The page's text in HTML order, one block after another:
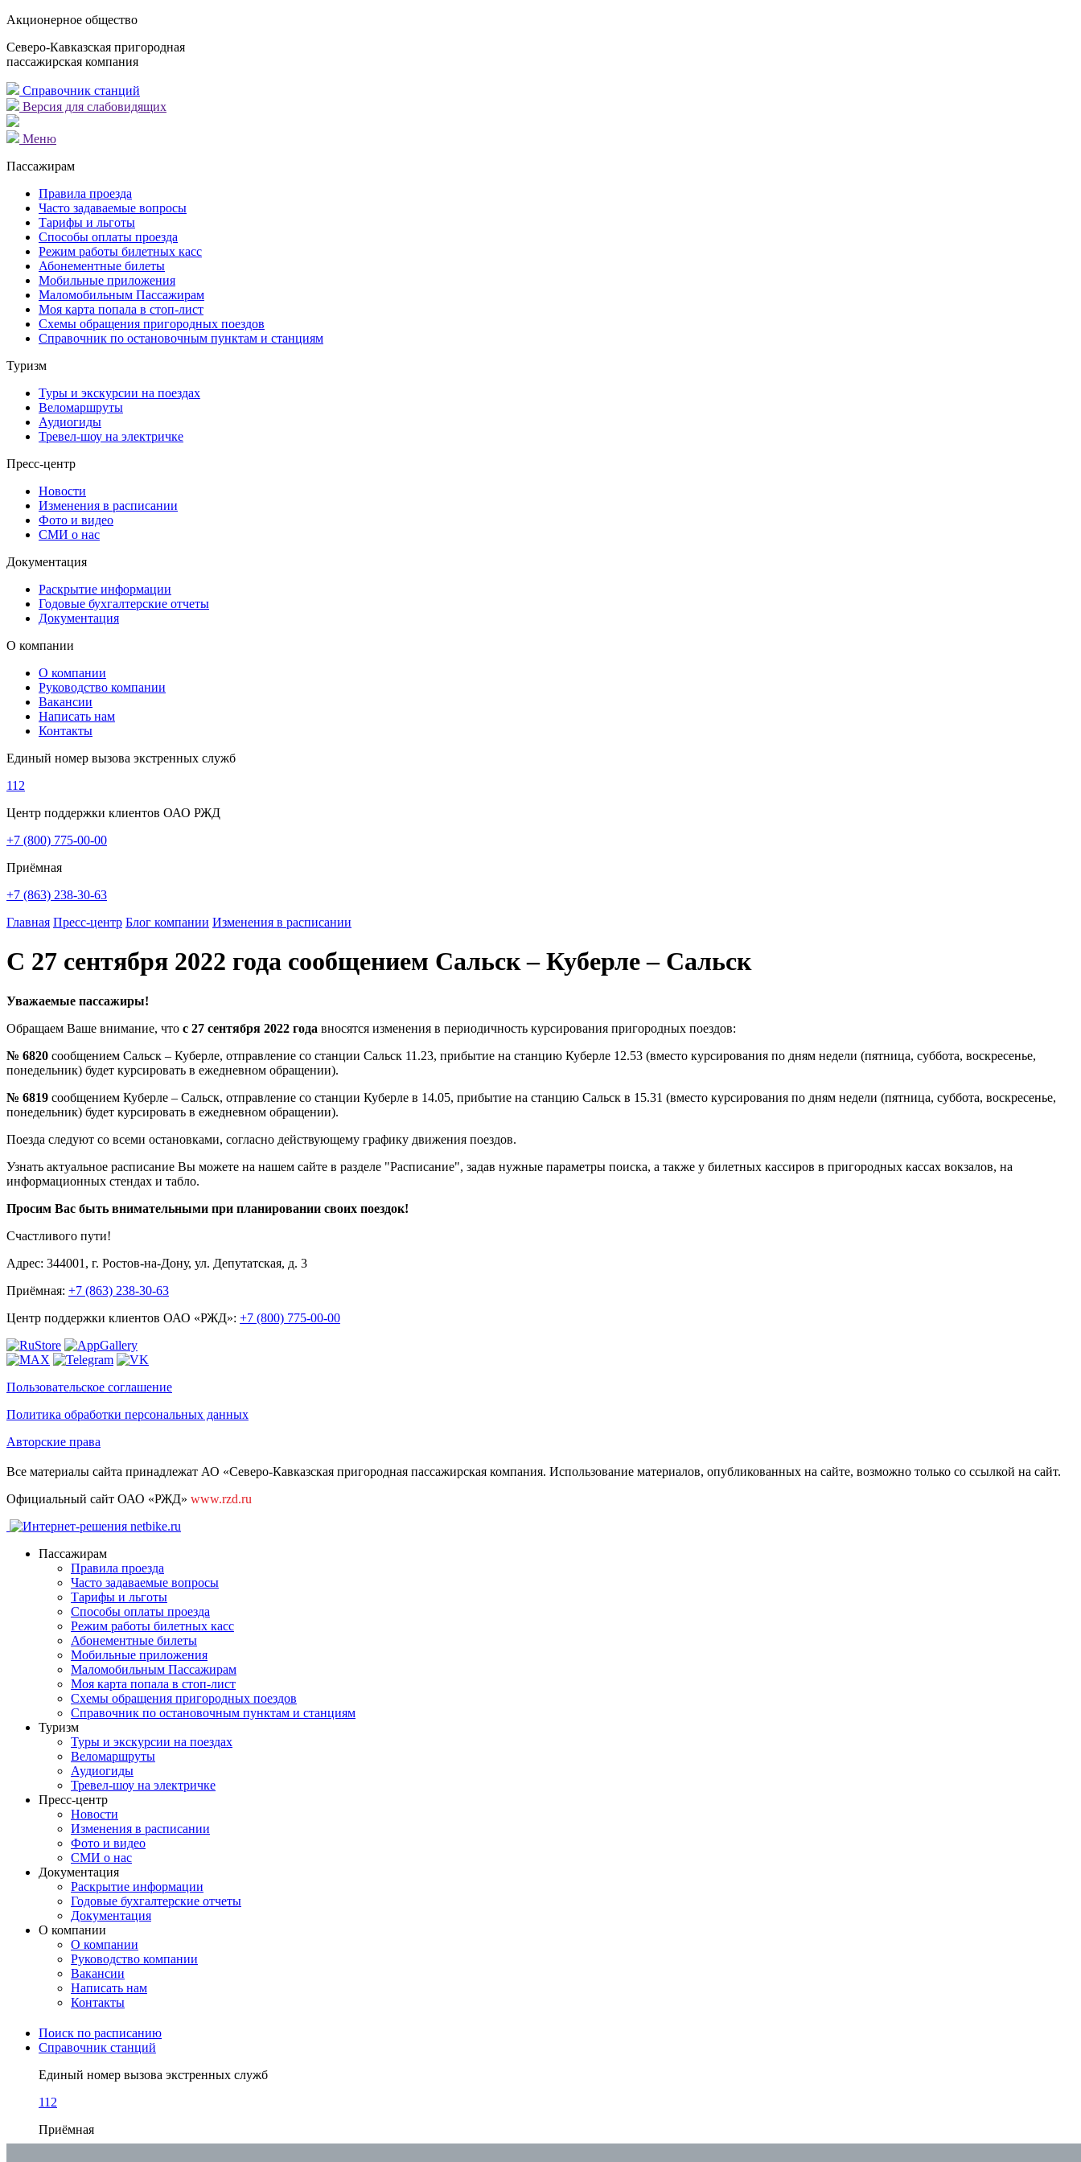
Акционерное общество
Северо-Кавказская пригородная
пассажирская компания
Справочник станций
Версия для слабовидящих
Меню
Пассажирам
Правила проезда
Часто задаваемые вопросы
Тарифы и льготы
Способы оплаты проезда
Режим работы билетных касс
Абонементные билеты
Мобильные приложения
Маломобильным Пассажирам
Моя карта попала в стоп-лист
Cхемы обращения пригородных поездов
Справочник по остановочным пунктам и станциям
Туризм
Туры и экскурсии на поездах
Веломаршруты
Аудиогиды
Тревел-шоу на электричке
Пресс-центр
Новости
Изменения в расписании
Фото и видео
СМИ о нас
Документация
Раскрытие информации
Годовые бухгалтерские отчеты
Документация
О компании
О компании
Руководство компании
Вакансии
Написать нам
Контакты
Единый номер вызова экстренных служб
112
Центр поддержки клиентов ОАО РЖД
+7 (800) 775-00-00
Приёмная
+7 (863) 238-30-63
Главная Пресс-центр Блог компании Изменения в расписании
С 27 сентября 2022 года сообщением Сальск – Куберле – Сальск
Уважаемые пассажиры!
Обращаем Ваше внимание, что с 27 сентября 2022 года вносятся изменения в периодичность курсирования пригородных поездов:
№ 6820 сообщением Сальск – Куберле, отправление со станции Сальск 11.23, прибытие на станцию Куберле 12.53 (вместо курсирования по дням недели (пятница, суббота, воскресенье,
понедельник) будет курсировать в ежедневном обращении).
№ 6819 сообщением Куберле – Сальск, отправление со станции Куберле в 14.05, прибытие на станцию Сальск в 15.31 (вместо курсирования по дням недели (пятница, суббота, воскресенье,
понедельник) будет курсировать в ежедневном обращении).
Поезда следуют со всеми остановками, согласно действующему графику движения поездов.
Узнать актуальное расписание Вы можете на нашем сайте в разделе "Расписание", задав нужные параметры поиска, а также у билетных кассиров в пригородных кассах вокзалов, на
информационных стендах и табло.
Просим Вас быть внимательными при планировании своих поездок!
Счастливого пути!
Адрес: 344001, г. Ростов-на-Дону, ул. Депутатская, д. 3
Приёмная: +7 (863) 238-30-63
Центр поддержки клиентов ОАО «РЖД»: +7 (800) 775-00-00
Пользовательское соглашение
Политика обработки персональных данных
Авторские права
Все материалы сайта принадлежат АО «Северо-Кавказская пригородная пассажирская компания. Использование материалов, опубликованных на сайте, возможно только со ссылкой на сайт.
Официальный сайт ОАО «РЖД» www.rzd.ru
Пассажирам
Правила проезда
Часто задаваемые вопросы
Тарифы и льготы
Способы оплаты проезда
Режим работы билетных касс
Абонементные билеты
Мобильные приложения
Маломобильным Пассажирам
Моя карта попала в стоп-лист
Cхемы обращения пригородных поездов
Справочник по остановочным пунктам и станциям
Туризм
Туры и экскурсии на поездах
Веломаршруты
Аудиогиды
Тревел-шоу на электричке
Пресс-центр
Новости
Изменения в расписании
Фото и видео
СМИ о нас
Документация
Раскрытие информации
Годовые бухгалтерские отчеты
Документация
О компании
О компании
Руководство компании
Вакансии
Написать нам
Контакты
Поиск по расписанию
Справочник станций
Единый номер вызова экстренных служб
112
Приёмная